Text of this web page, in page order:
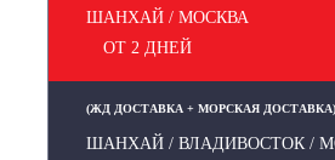
ШАНХАЙ / МОСКВА
ОТ 2 ДНЕЙ
(ЖД ДОСТАВКА + МОРСКАЯ ДОСТАВКА)
ШАНХАЙ / ВЛАДИВОСТОК /